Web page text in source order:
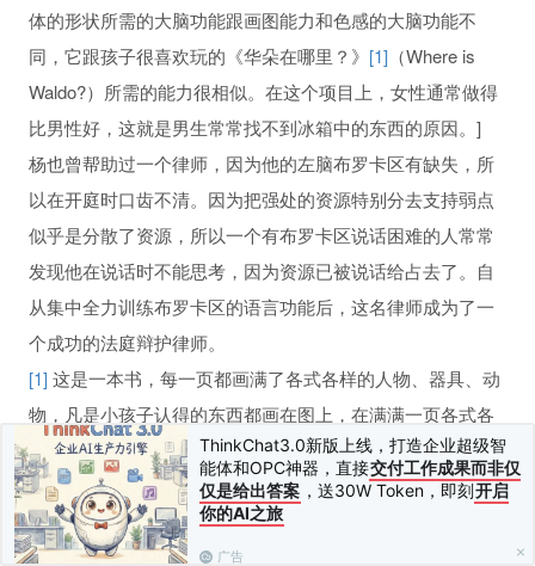
ThinkChat3.0新版上线，打造企业超级智
能体和OPC神器，直接交付工作成果而非仅
仅是给出答案 ，送30W Token，即刻开启
你的AI之旅
广告
体的形状所需的大脑功能跟画图能力和色感的大脑功能不
同，它跟孩子很喜欢玩的《华朵在哪里？》 [1] （Where is
Waldo?）所需的能力很相似。在这个项目上，女性通常做得
比男性好，这就是男生常常找不到冰箱中的东西的原因。]
杨也曾帮助过一个律师，因为他的左脑布罗卡区有缺失，所
以在开庭时口齿不清。因为把强处的资源特别分去支持弱点
似乎是分散了资源，所以一个有布罗卡区说话困难的人常常
发现他在说话时不能思考，因为资源已被说话给占去了。自
从集中全力训练布罗卡区的语言功能后，这名律师成为了一
个成功的法庭辩护律师。
[1] 这是一本书，每一页都画满了各式各样的人物、器具、动
物，凡是小孩子认得的东西都画在图上，在满满一页各式各
样形状和颜色之中，有一个小人叫华朵，藏在图形之中，孩
子要把他找出来。——译者注
上一篇：治疗学习障碍的学校